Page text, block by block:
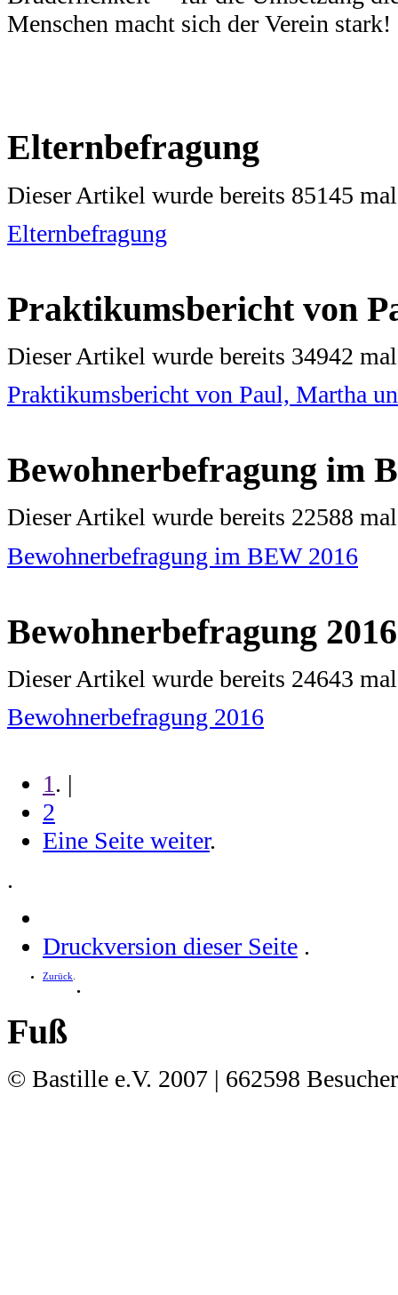
Menschen macht sich der Verein stark!
Elternbefragung
Dieser Artikel wurde bereits 85145 mal
Elternbefragung
Praktikumsbericht von
Dieser Artikel wurde bereits 34942 mal
Praktikumsbericht von Paul, Martha
Bewohnerbefragung im
Dieser Artikel wurde bereits 22588 mal
Bewohnerbefragung im BEW 2016
Bewohnerbefragung 2016
Dieser Artikel wurde bereits 24643 mal
Bewohnerbefragung 2016
1. |
2
Eine Seite weiter.
.
Druckversion dieser Seite .
Zurück .
Fuß
© Bastille e.V. 2007 | 662598 Besucher